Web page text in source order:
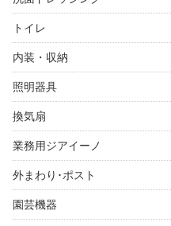
トイレ
内装・収納
照明器具
換気扇
業務用ジアイーノ
外まわり･ポスト
園芸機器